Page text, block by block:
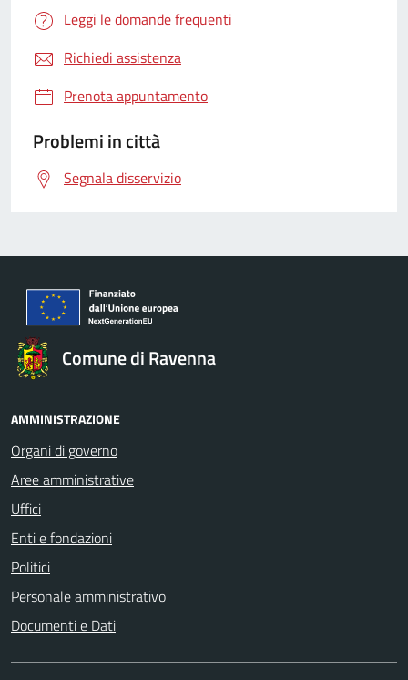
Leggi le domande frequenti
Richiedi assistenza
Prenota appuntamento
Problemi in città
Segnala disservizio
Comune di Ravenna
AMMINISTRAZIONE
Organi di governo
Aree amministrative
Uffici
Enti e fondazioni
Politici
Personale amministrativo
Documenti e Dati